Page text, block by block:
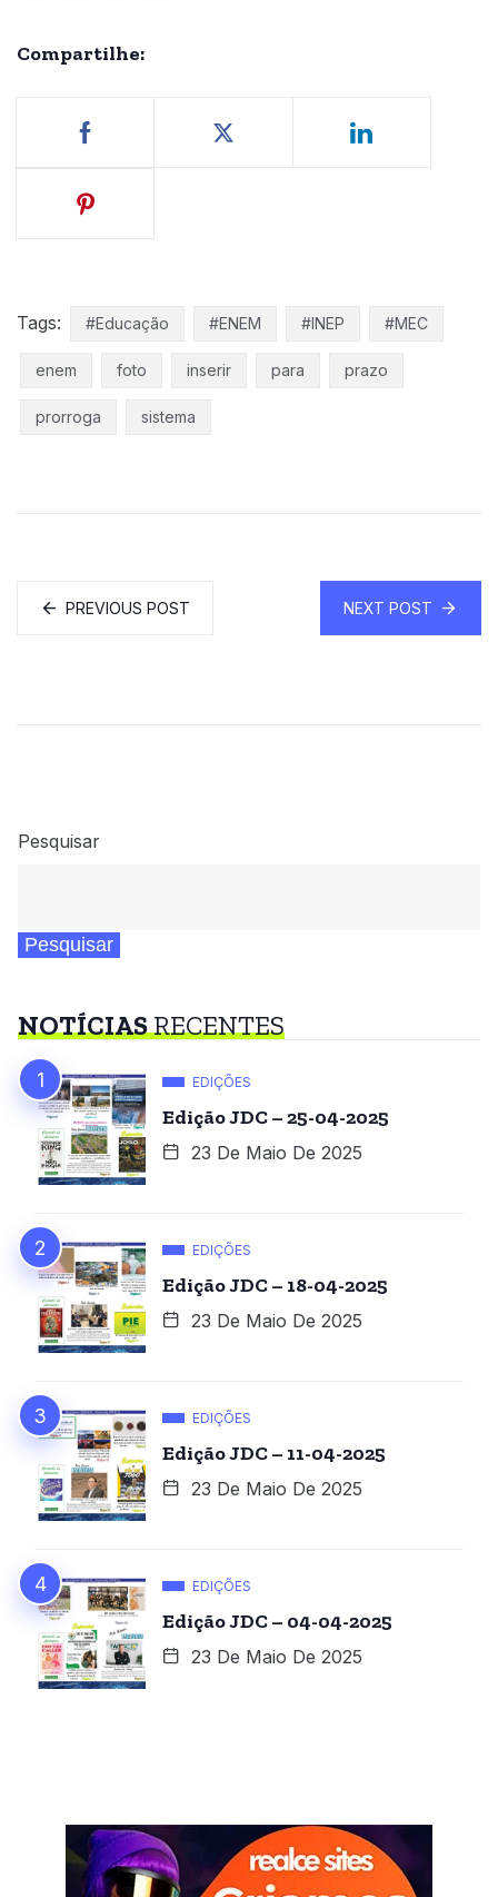
Compartilhe:
Tags: #Educação #ENEM #INEP #MEC
enem foto inserir para prazo
prorroga sistema
PREVIOUS POST NEXT POST
Pesquisar
Pesquisar
NOTÍCIASRECENTES
EDIÇÕES
Edição JDC – 25-04-2025
23 De Maio De 2025
EDIÇÕES
Edição JDC – 18-04-2025
23 De Maio De 2025
EDIÇÕES
Edição JDC – 11-04-2025
23 De Maio De 2025
EDIÇÕES
Edição JDC – 04-04-2025
23 De Maio De 2025